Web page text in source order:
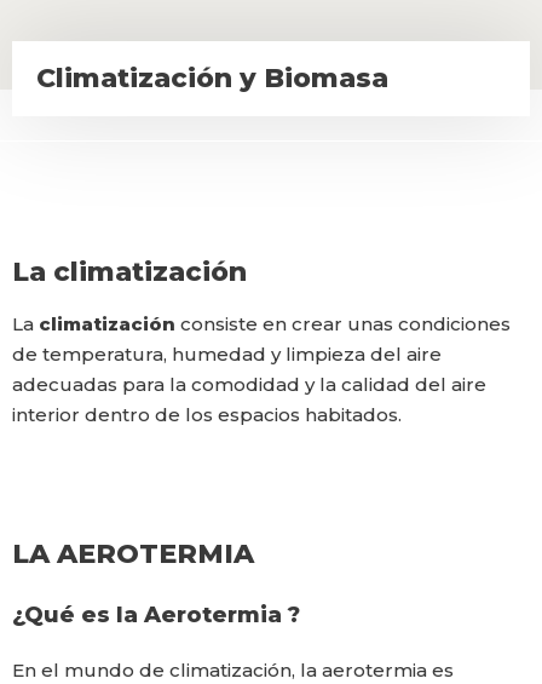
Climatización y Biomasa
La climatización
La climatización consiste en crear unas condiciones
de temperatura, humedad y limpieza del aire
adecuadas para la comodidad y la calidad del aire
interior dentro de los espacios habitados.
LA AEROTERMIA
¿Qué es la Aerotermia ?
En el mundo de climatización, la aerotermia es